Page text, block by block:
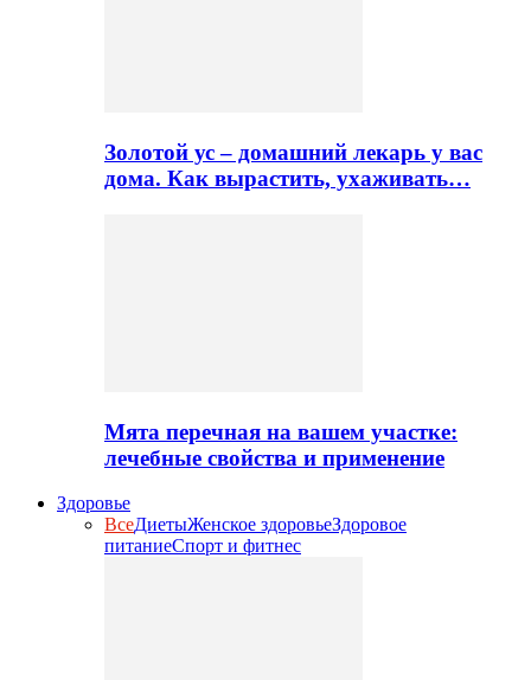
Золотой ус – домашний лекарь у вас
дома. Как вырастить, ухаживать…
Мята перечная на вашем участке:
лечебные свойства и применение
Здоровье
ВсеДиетыЖенское здоровьеЗдоровое
питаниеСпорт и фитнес